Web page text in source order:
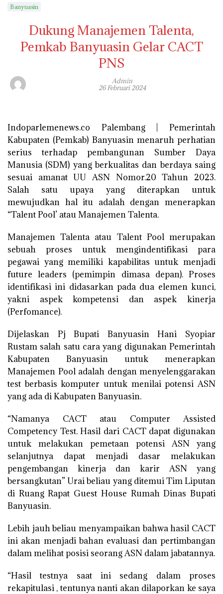
Banyuasin
Dukung Manajemen Talenta,
Pemkab Banyuasin Gelar CACT
PNS
Admin
26 Februari 2024
Indoparlemenews.co Palembang | Pemerintah
Kabupaten (Pemkab) Banyuasin menaruh perhatian
serius terhadap pembangunan Sumber Daya
Manusia (SDM) yang berkualitas dan berdaya saing
sesuai amanat UU ASN Nomor.20 Tahun 2023.
Salah satu upaya yang diterapkan untuk
mewujudkan hal itu adalah dengan menerapkan
“Talent Pool’ atau Manajemen Talenta.
Manajemen Talenta atau Talent Pool merupakan
sebuah proses untuk mengindentifikasi para
pegawai yang memiliki kapabilitas untuk menjadi
future leaders (pemimpin dimasa depan). Proses
identifikasi ini didasarkan pada dua elemen kunci,
yakni aspek kompetensi dan aspek kinerja
(Perfomance).
Dijelaskan Pj Bupati Banyuasin Hani Syopiar
Rustam salah satu cara yang digunakan Pemerintah
Kabupaten Banyuasin untuk menerapkan
Manajemen Pool adalah dengan menyelenggarakan
test berbasis komputer untuk menilai potensi ASN
yang ada di Kabupaten Banyuasin.
“Namanya CACT atau Computer Assisted
Competency Test. Hasil dari CACT dapat digunakan
untuk melakukan pemetaan potensi ASN yang
selanjutnya dapat menjadi dasar melakukan
pengembangan kinerja dan karir ASN yang
bersangkutan” Urai beliau yang ditemui Tim Liputan
di Ruang Rapat Guest House Rumah Dinas Bupati
Banyuasin.
Lebih jauh beliau menyampaikan bahwa hasil CACT
ini akan menjadi bahan evaluasi dan pertimbangan
dalam melihat posisi seorang ASN dalam jabatannya.
“Hasil testnya saat ini sedang dalam proses
rekapitulasi , tentunya nanti akan dilaporkan ke saya